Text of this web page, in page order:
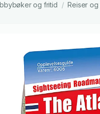
og fritid / Reiser